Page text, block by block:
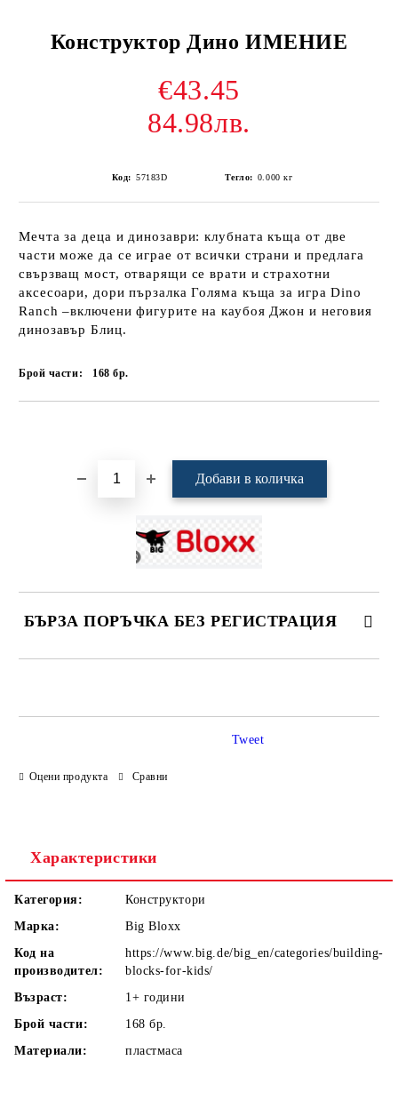
Конструктор Дино ИМЕНИЕ
€43.45
84.98лв.
Код: 57183D Тегло: 0.000 кг
Мечта за деца и динозаври: клубната къща от две
части може да се играе от всички страни и предлага
свързващ мост, отварящи се врати и страхотни
аксесоари, дори пързалка Голяма къща за игра Dino
Ranch –включени фигурите на каубоя Джон и неговия
динозавър Блиц.
Брой части: 168бр.
БЪРЗА ПОРЪЧКА БЕЗ РЕГИСТРАЦИЯ
Оцени продукта Сравни
Tweet
Характеристики
Категория:
Конструктори
Марка:
Big Bloxx
Код на
производител:
https://www.big.de/big_en/categories/building-
blocks-for-kids/
Възраст:
1+ години
Брой части:
168бр.
Материали:
пластмаса